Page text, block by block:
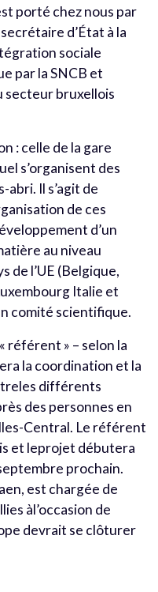
porté chez nous par
d’État à la
sociale
par la SNCB et
secteur bruxellois
: celle de la gare
s’organisent des
abri. Il s’agit de
de ces
d’un
au niveau
de l’UE (Belgique,
Italie et
comité scientifique.
référent » – selon la
la coordination et la
différents
des personnes en
Central. Le référent
et leprojet débutera
prochain.
est chargée de
àl’occasion de
devrait se clôturer